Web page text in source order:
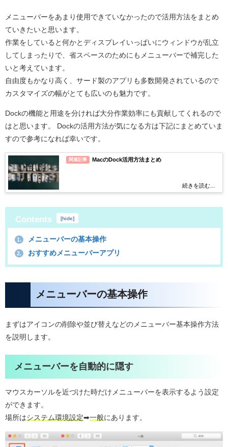
メニューバーをあまり使用できていなかったので活用方法をまとめ
ていきたいと思います。
作業をしていると何かとディスプレイいっぱいにウィンドウが乱立
してしまったりで、省スペースのためにもメニューバーで補完した
いと考えています。
自由度もかなり高く、サード製のアプリも多数開発されているので
カスタマイズの幅がとても広いのも魅力です。
Dockの機能と用途を分ければ大分作業効率にも貢献してくれるので
はと思います。 Dockの活用方法が気になる方は下記にまとめていま
すので参考になれば幸いです。
関連記事 MacのDock活用方法まとめ
続きを読む...
Contents [hide]
1. メニューバーの基本操作
2. おすすめメニューバーアプリ
メニューバーの基本操作
まずはアイコンの削除や並び替えなどのメニューバー基本操作方法
を説明します。
メニューバーを自動的に隠す
マウスカーソルを近づけた時だけメニューバーを表示するよう設定
ができます。
場所はシステム環境設定➡︎一般にあります。